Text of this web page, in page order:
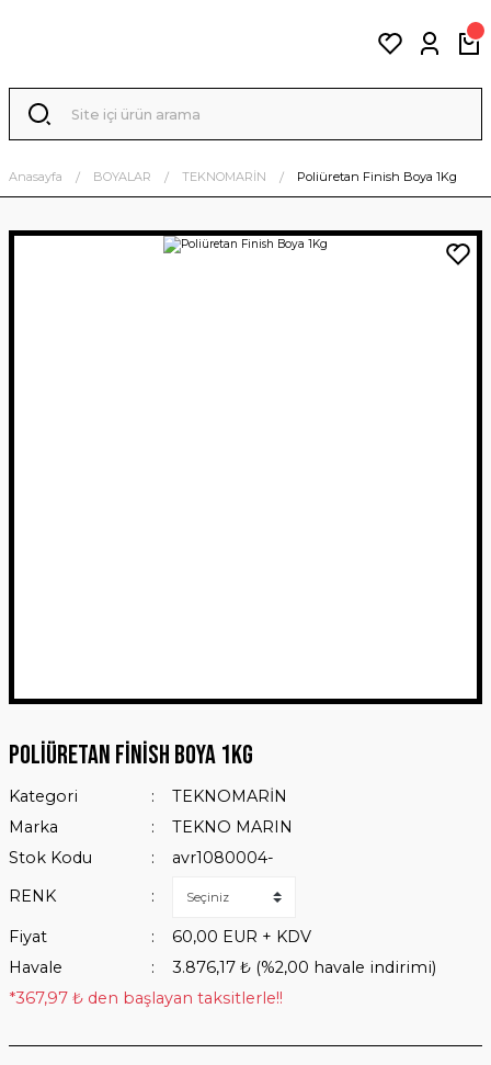
Anasayfa BOYALAR TEKNOMARİN Poliüretan Finish Boya 1Kg
Poliüretan Finish Boya 1Kg
Kategori
TEKNOMARİN
Marka
TEKNO MARIN
Stok Kodu
avr1080004-
RENK
Fiyat
60,00 EUR + KDV
Havale
3.876,17 ₺ (%2,00 havale indirimi)
*367,97 ₺ den başlayan taksitlerle!!